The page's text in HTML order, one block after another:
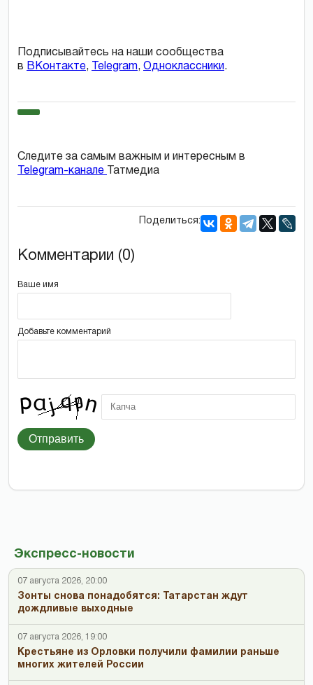
Экспресс-новости
07 августа 2026, 20:00
Зонты снова понадобятся: Татарстан ждут
дождливые выходные
07 августа 2026, 19:00
Крестьяне из Орловки получили фамилии раньше
многих жителей России
Подписывайтесь на наши сообщества
в ВКонтакте, Telegram, Одноклассники.
Следите за самым важным и интересным в
Telegram-канале
Татмедиа
Поделиться:
Комментарии (0)
Ваше имя
Добавьте комментарий
Отправить